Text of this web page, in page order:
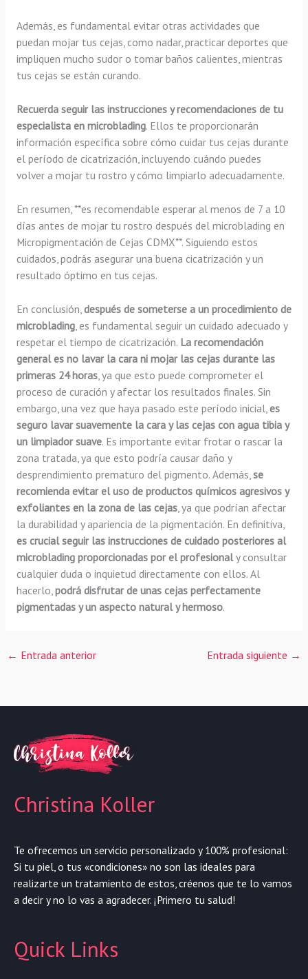
Además, es fundamental evitar otras actividades que
puedan mojar tus cejas, como nadar, practicar deportes que
impliquen mucho sudor o tomar baños calientes, mientras
tus cejas se están curando.
Recuerda seguir las instrucciones y recomendaciones de tu
especialista en microblading. Ellos te proporcionarán
información específica sobre cómo cuidar tus cejas durante
el período de cicatrización, incluyendo cuándo puedes
volver a mojar tu rostro y cómo limpiarlo adecuadamente.
En resumen, **es recomendable esperar al menos de 7 a 10
días antes de mojar tu rostro después del microblading en
Micropigmentación de Cejas CDMX**. Siguiendo estos
cuidados, podrás asegurar una buena cicatrización y un
resultado óptimo en tus cejas.
En conclusión, después de someterse a un procedimiento de
microblading, es fundamental seguir un cuidado adecuado y
respetar el tiempo de cicatrización. La recomendación
general es no lavar la cara ni mojar las cejas durante las
primeras 24 horas, ya que esto puede comprometer el
proceso de curación y afectar los resultados finales. Sin
embargo, una vez que haya pasado este período inicial, es
seguro lavar suavemente la cara y las cejas con agua tibia y
un limpiador suave. Es importante evitar frotar o rascar la
zona tratada, ya que esto podría causar daño y
desprendimiento prematuro del pigmento. Además, se
recomienda evitar el uso de productos químicos agresivos y
exfoliantes en la zona de las cejas, ya que podrían afectar
la durabilidad y apariencia de la pigmentación. En definitiva,
es crucial seguir las instrucciones de cuidado posteriores al
microblading proporcionadas por el profesionaly consultar
cualquier duda o inquietud directamente con ellos. Al
hacerlo, podrá disfrutar de unas cejas perfectamente
pigmentadas y un aspecto natural y hermoso.
← Entrada anterior Entrada siguiente →
Christina Koller
Te ofrecemos un servicio personalizado y 100% profesional:
Si tu piel, o tus «condiciones» no son las ideales para
realizarte un tratamiento de estos, créenos que te lo vamos
a decir y no lo vas a agradecer. ¡Primero tu salud!
Quick Links